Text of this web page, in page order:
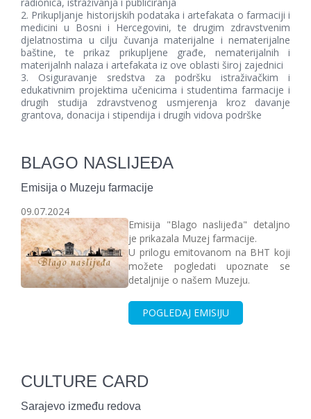
Prikupljanje historijskih podataka i artefakata o farmaciji i
medicini u Bosni i Hercegovini, te drugim zdravstvenim
djelatnostima u cilju čuvanja materijalne i nematerijalne
baštine, te prikaz prikupljene građe, nematerijalnih i
materijalnh nalaza i artefakata iz ove oblasti široj zajednici
Osiguravanje sredstva za podršku istraživačkim i
edukativnim projektima učenicima i studentima farmacije i
drugih studija zdravstvenog usmjerenja kroz davanje
grantova, donacija i stipendija i drugih vidova podrške
BLAGO NASLIJEĐA
Emisija o Muzeju farmacije
09.07.2024
Emisija "Blago naslijeđa" detaljno
je prikazala Muzej farmacije.
U prilogu emitovanom na BHT koji
možete pogledati upoznate se
detaljnije o našem Muzeju.
POGLEDAJ EMISIJU
CULTURE CARD
Sarajevo između redova